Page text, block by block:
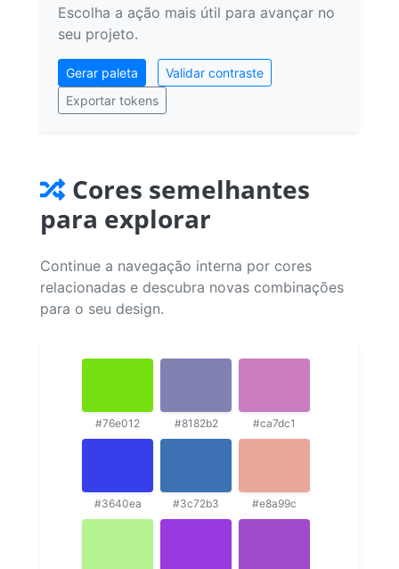
Escolha a ação mais útil para avançar no
seu projeto.
Gerar paleta
Validar contraste
Exportar tokens
Cores semelhantes
para explorar
Continue a navegação interna por cores
relacionadas e descubra novas combinações
para o seu design.
#76e012 #8182b2 #ca7dc1
#3640ea #3c72b3 #e8a99c